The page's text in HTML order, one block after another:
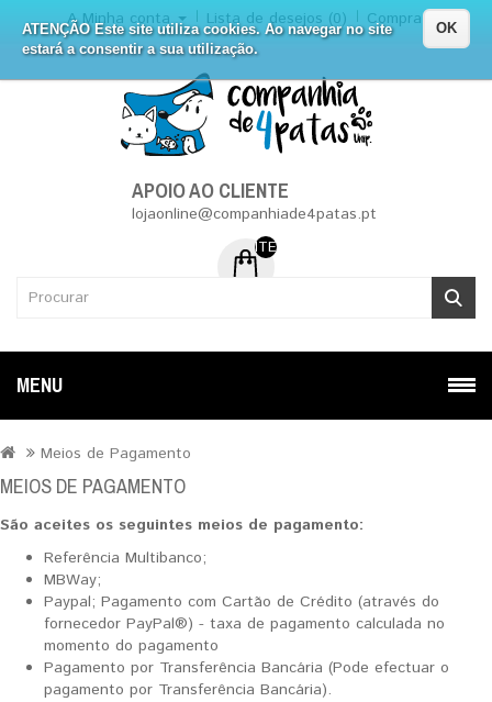
ATENÇÃO Este site utiliza cookies. Ao navegar no site
estará a consentir a sua utilização.
OK
A Minha conta Lista de desejos (0) Compra
APOIO AO CLIENTE
lojaonline@companhiade4patas.pt
ITEM (NS) DE 0 - 0.00€
MENU
Meios de Pagamento
MEIOS DE PAGAMENTO
São aceites os seguintes meios de pagamento:
Referência Multibanco;
MBWay;
Paypal; Pagamento com Cartão de Crédito (através do
fornecedor PayPal®) - taxa de pagamento calculada no
momento do pagamento
Pagamento por Transferência Bancária (Pode efectuar o
pagamento por Transferência Bancária).